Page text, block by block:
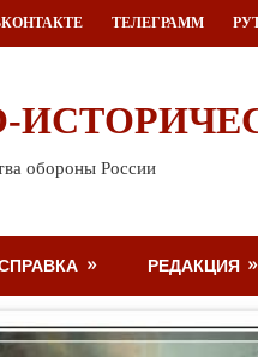
ТЕЛЕГРАММ
обороны России
РЕДАКЦИЯ